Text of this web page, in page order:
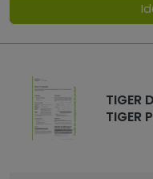
TIGER
TIGER